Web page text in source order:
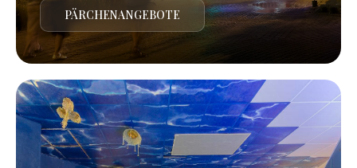
PÄRCHENANGEBOTE